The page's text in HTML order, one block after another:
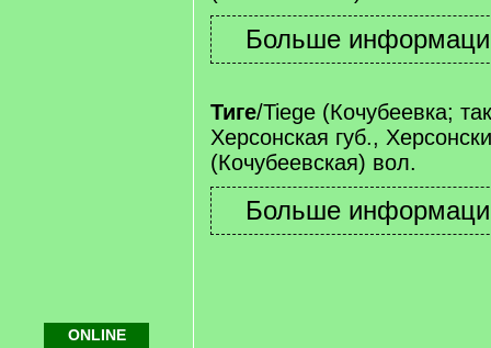
Тиге/Tiege (Кочубеевка;
Херсонская губ.,
(Кочубеевская) вол.
ONLINE